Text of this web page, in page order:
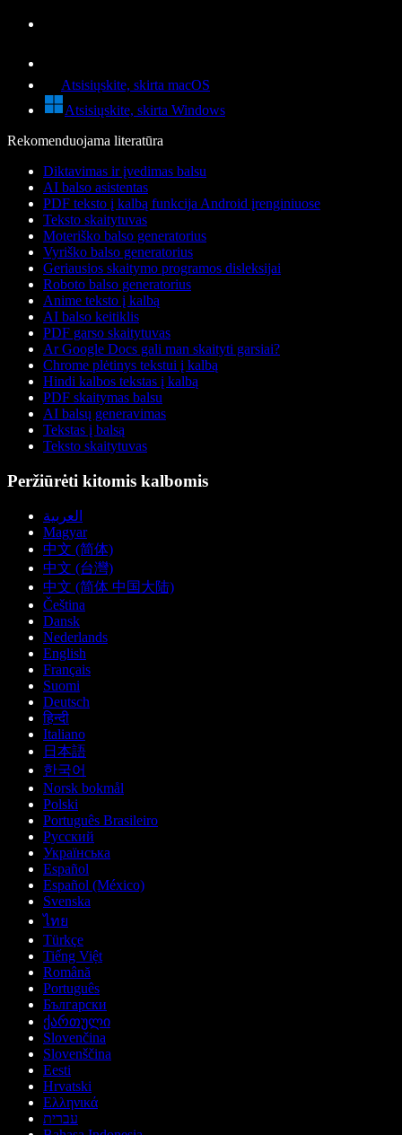
Atsisiųskite, skirta macOS
Atsisiųskite, skirta Windows
Rekomenduojama literatūra
Diktavimas ir įvedimas balsu
AI balso asistentas
PDF teksto į kalbą funkcija Android įrenginiuose
Teksto skaitytuvas
Moteriško balso generatorius
Vyriško balso generatorius
Geriausios skaitymo programos disleksijai
Roboto balso generatorius
Anime teksto į kalbą
AI balso keitiklis
PDF garso skaitytuvas
Ar Google Docs gali man skaityti garsiai?
Chrome plėtinys tekstui į kalbą
Hindi kalbos tekstas į kalbą
PDF skaitymas balsu
AI balsų generavimas
Tekstas į balsą
Teksto skaitytuvas
Peržiūrėti kitomis kalbomis
العربية
Magyar
中文 (简体)
中文 (台灣)
中文 (简体 中国大陆)
Čeština
Dansk
Nederlands
English
Français
Suomi
Deutsch
हिन्दी
Italiano
日本語
한국어
Norsk bokmål
Polski
Português Brasileiro
Русский
Українська
Español
Español (México)
Svenska
ไทย
Türkçe
Tiếng Việt
Română
Português
Български
ქართული
Slovenčina
Slovenščina
Eesti
Hrvatski
Ελληνικά
עברית